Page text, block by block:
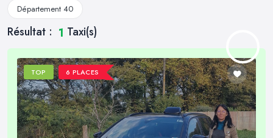
Département 40
Résultat : 1 Taxi(s)
TOP 6 PLACES